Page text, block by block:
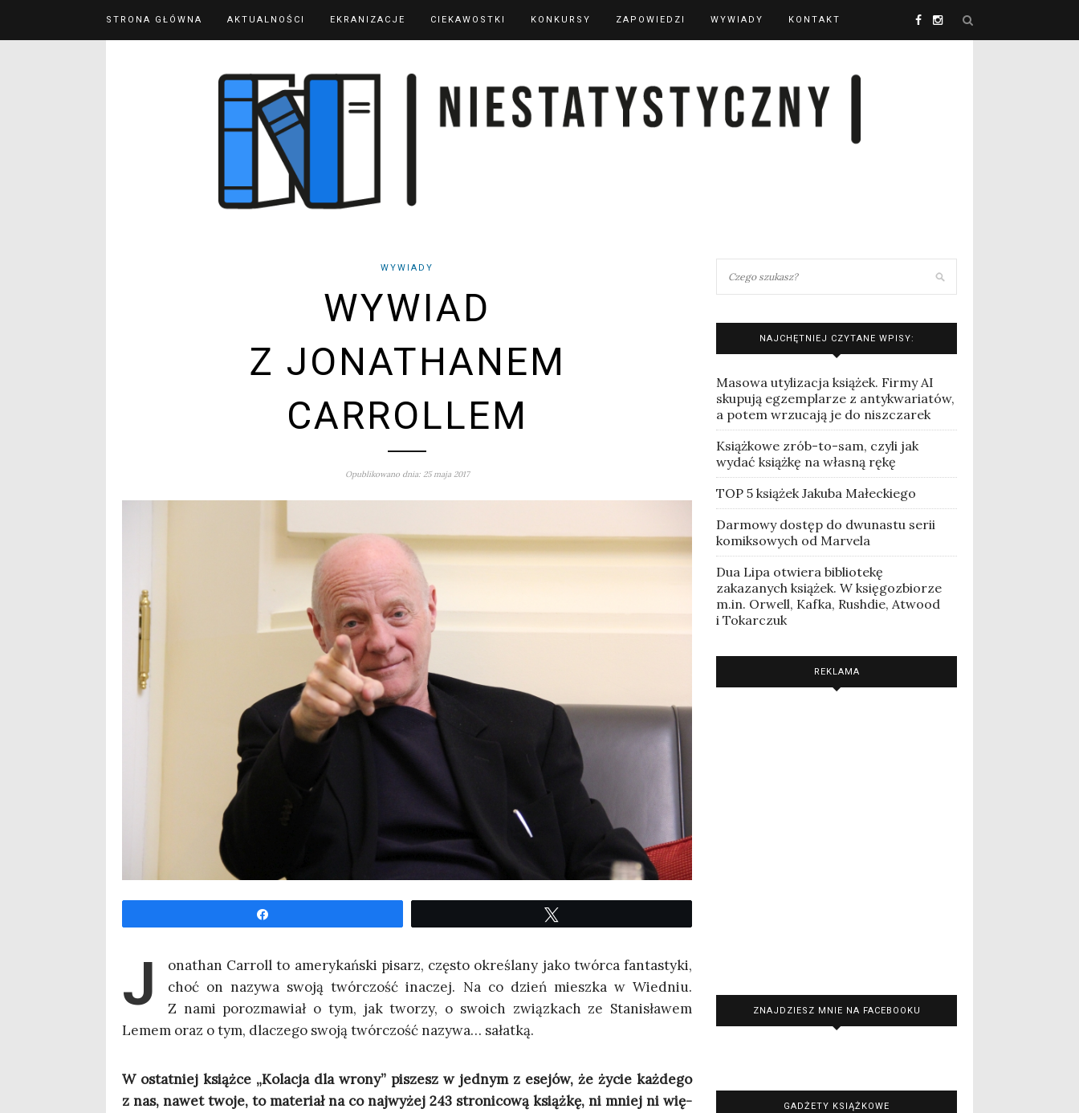
STRONA GŁÓWNA AKTUALNOŚCI EKRANIZACJE CIEKAWOSTKI KONKURSY ZAPOWIEDZI WYWIADY KONTAKT
WYWIADY
WYWIAD
Z JONATHANEM
CARROLLEM
Opublikowano dnia: 25 maja 2017
J
ona­than Car­roll to ame­ry­kań­ski pisarz, czę­sto okre­śla­ny jako twór­ca fan­ta­sty­ki,
choć on nazy­wa swo­ją twór­czość ina­czej. Na co dzień miesz­ka w Wied­niu.
Z nami poroz­ma­wiał o tym, jak two­rzy, o swo­ich związ­kach ze Sta­ni­sła­wem
Lemem oraz o tym, dla­cze­go swo­ją twór­czość nazy­wa… sałatką.
W ostat­niej książ­ce „Kola­cja dla wro­ny” piszesz w jed­nym z ese­jów, że życie każ­de­go
z nas, nawet two­je, to mate­riał na co naj­wy­żej 243 stro­ni­co­wą książ­kę, ni mniej ni wię­
NAJCHĘTNIEJ CZYTANE WPISY:
Masowa utylizacja książek. Firmy AI
skupują egzemplarze z antykwariatów,
a potem wrzucają je do niszczarek
Książkowe zrób-to-sam, czyli jak
wydać książkę na własną rękę
TOP 5 książek Jakuba Małeckiego
Darmowy dostęp do dwunastu serii
komiksowych od Marvela
Dua Lipa otwiera bibliotekę
zakazanych książek. W księgozbiorze
m.in. Orwell, Kafka, Rushdie, Atwood
i Tokarczuk
REKLAMA
ZNAJDZIESZ MNIE NA FACEBOOKU
GADŻETY KSIĄŻKOWE